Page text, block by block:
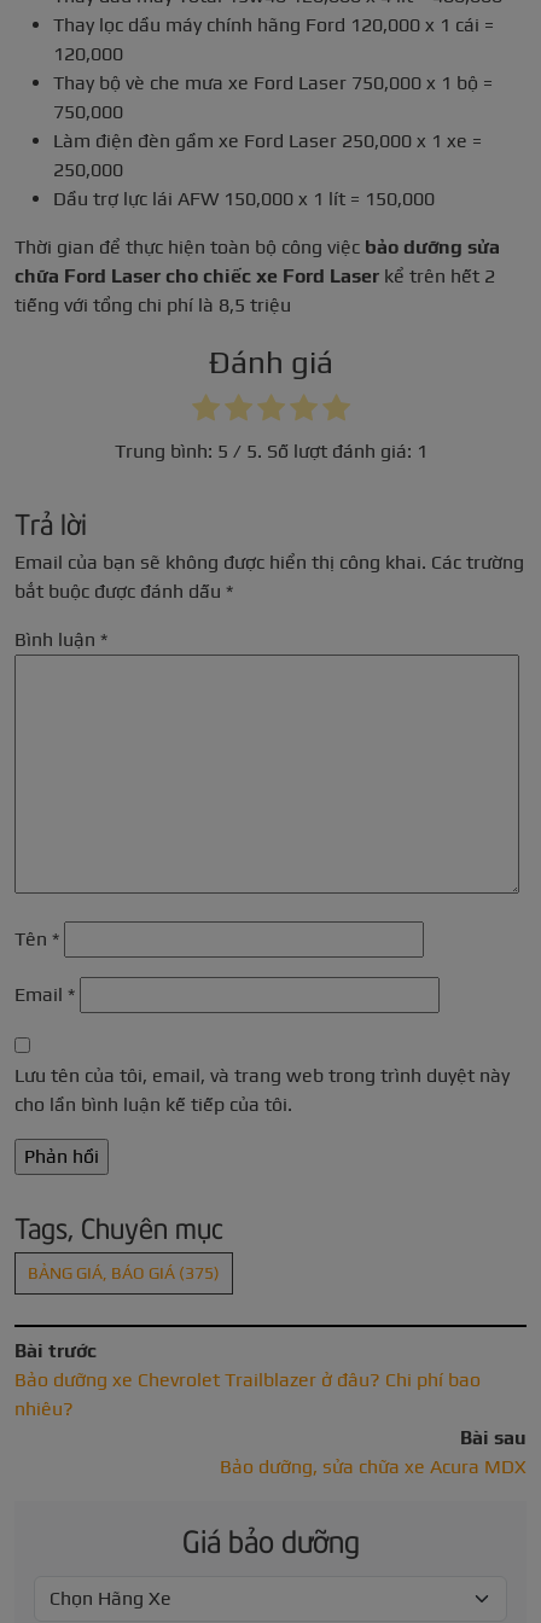
Thay lọc dầu máy chính hãng Ford 120,000 x 1 cái =
120,000
Thay bộ vè che mưa xe Ford Laser 750,000 x 1 bộ =
750,000
Làm điện đèn gầm xe Ford Laser 250,000 x 1 xe =
250,000
Dầu trợ lực lái AFW 150,000 x 1 lít = 150,000
Thời gian để thực hiện toàn bộ công việc bảo dưỡng sửa
chữa Ford Laser cho chiếc xe Ford Laser kể trên hết 2
tiếng với tổng chi phí là 8,5 triệu
Đánh giá
Trung bình: 5 / 5. Số lượt đánh giá: 1
Trả lời
Email của bạn sẽ không được hiển thị công khai. Các trường
bắt buộc được đánh dấu *
Bình luận *
Tên *
Email *
Lưu tên của tôi, email, và trang web trong trình duyệt này
cho lần bình luận kế tiếp của tôi.
Tags, Chuyên mục
BẢNG GIÁ, BÁO GIÁ (375)
Bài trước
Bảo dưỡng xe Chevrolet Trailblazer ở đâu? Chi phí bao
nhiêu?
Bài sau
Bảo dưỡng, sửa chữa xe Acura MDX
Giá bảo dưỡng